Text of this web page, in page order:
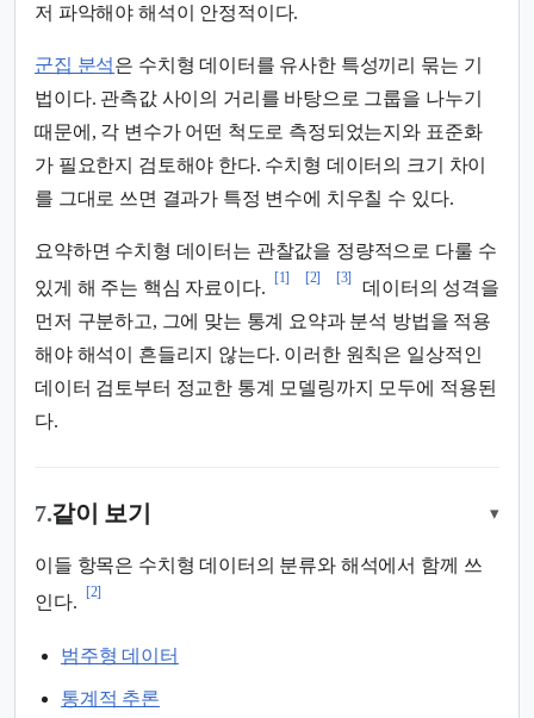
저 파악해야 해석이 안정적이다.
군집 분석은 수치형 데이터를 유사한 특성끼리 묶는 기
법이다. 관측값 사이의 거리를 바탕으로 그룹을 나누기
때문에, 각 변수가 어떤 척도로 측정되었는지와 표준화
가 필요한지 검토해야 한다. 수치형 데이터의 크기 차이
를 그대로 쓰면 결과가 특정 변수에 치우칠 수 있다.
요약하면 수치형 데이터는 관찰값을 정량적으로 다룰 수
있게 해 주는 핵심 자료이다.
[1] [2] [3]
데이터의 성격을
먼저 구분하고, 그에 맞는 통계 요약과 분석 방법을 적용
해야 해석이 흔들리지 않는다. 이러한 원칙은 일상적인
데이터 검토부터 정교한 통계 모델링까지 모두에 적용된
다.
7.같이 보기 ▾
이들 항목은 수치형 데이터의 분류와 해석에서 함께 쓰
인다.
[2]
범주형 데이터
통계적 추론